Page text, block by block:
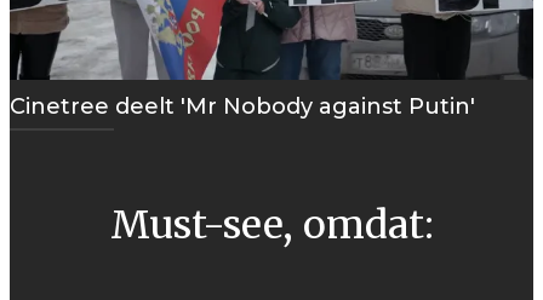
Cinetree deelt 'Mr Nobody against Putin'
Must-see, omdat: